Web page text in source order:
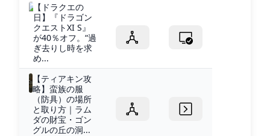
【ドラクエの
日】『ドラゴン
クエストXI S』
が40％オフ。“過
ぎ去りし時を求
め...
【ティアキン攻
略】蛮族の服
（防具）の場所
と取り方｜ラム
ダの財宝・ゴン
グルの丘の洞...